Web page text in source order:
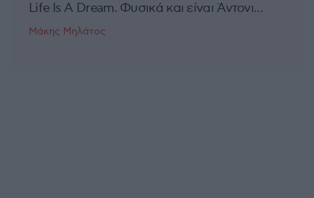
Life Is A Dream. Φυσικά και είναι Άντονι...
Μάκης Μηλάτος